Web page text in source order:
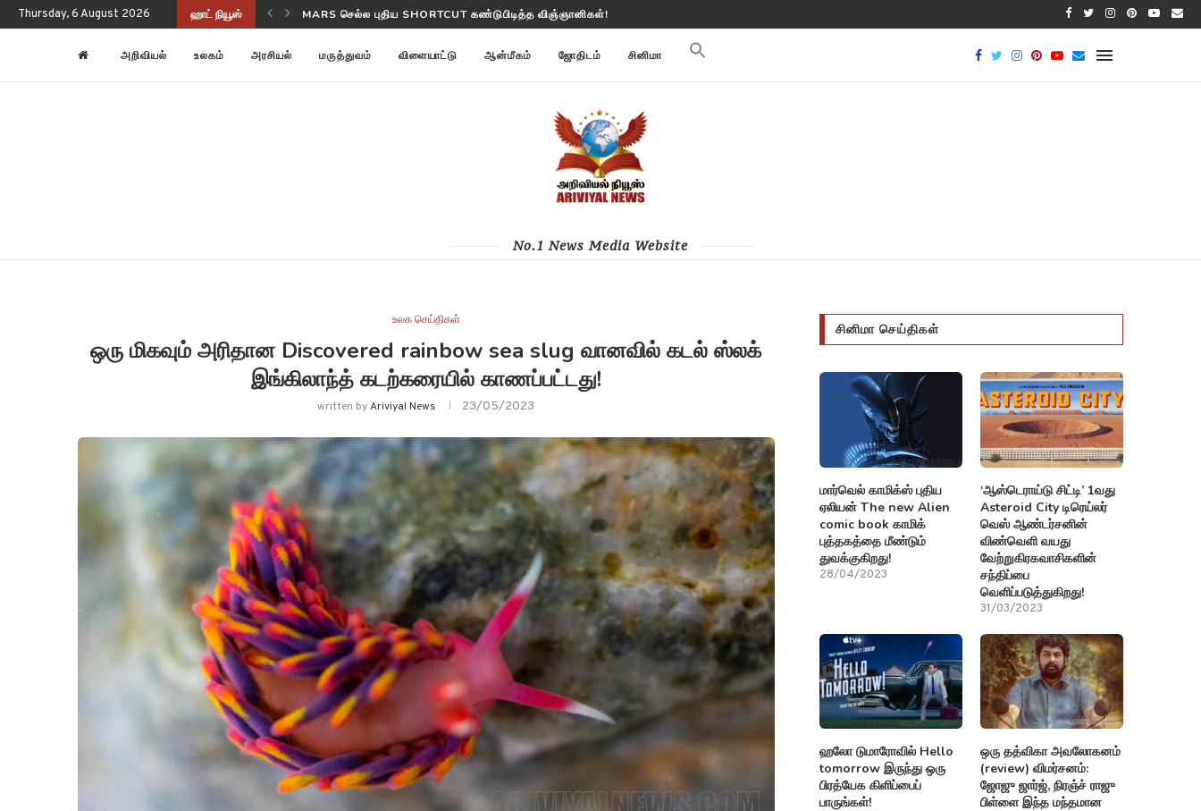
Thursday, 6 August 2026 ஹாட் நியூஸ் NASA-ISRO NISAR பூமி மாற்றங்களை கண்காணிக்கிறது
அறிவியல் உலகம் அரசியல் மருத்துவம் விளையாட்டு ஆன்மீகம் ஜோதிடம் சினிமா
No.1 News Media Website
உலக செய்திகள்
ஒரு மிகவும் அரிதான Discovered rainbow sea slug வானவில் கடல் ஸ்லக்
இங்கிலாந்த் கடற்கரையில் காணப்பட்டது!
written byAriviyal News 23/05/2023
சினிமா செய்திகள்
மார்வெல் காமிக்ஸ் புதிய
ஏலியன் The new Alien
comic book காமிக்
புத்தகத்தை மீண்டும்
துவக்குகிறது!
28/04/2023
‘ஆஸ்டெராய்டு சிட்டி’ 1வது
Asteroid City டிரெய்லர்
வெஸ் ஆண்டர்சனின்
விண்வெளி வயது
வேற்றுகிரகவாசிகளின்
சந்திப்பை
வெளிப்படுத்துகிறது!
31/03/2023
ஹலோ டுமாரோவில் Hello
tomorrow இருந்து ஒரு
பிரத்யேக கிளிப்பைப்
பாருங்கள்!
ஒரு தத்விகா அவலோகனம்
(review) விமர்சனம்:
ஜோஜு ஜார்ஜ், நிரஞ்ச் ராஜு
பிள்ளை இந்த மந்தமான